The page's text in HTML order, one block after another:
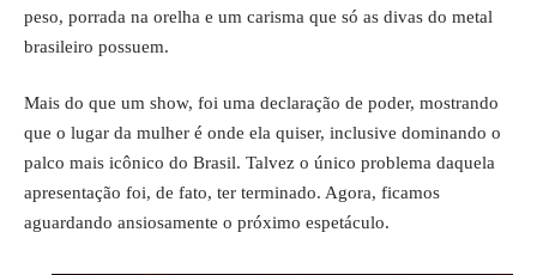
peso, porrada na orelha e um carisma que só as divas do metal
brasileiro possuem.
Mais do que um show, foi uma declaração de poder, mostrando
que o lugar da mulher é onde ela quiser, inclusive dominando o
palco mais icônico do Brasil. Talvez o único problema daquela
apresentação foi, de fato, ter terminado. Agora, ficamos
aguardando ansiosamente o próximo espetáculo.